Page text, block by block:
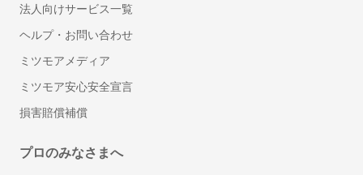
洗面台（洗面所）のリフォーム・交換
ドア交換
雨樋の掃除
壁の撤去・間取り変更リフォーム
サウナの設置・修理
キッチンのリフォーム
法人向けサービス一覧
ヘルプ・お問い合わせ
ミツモアメディア
ミツモア安心安全宣言
損害賠償補償
プロのみなさまへ